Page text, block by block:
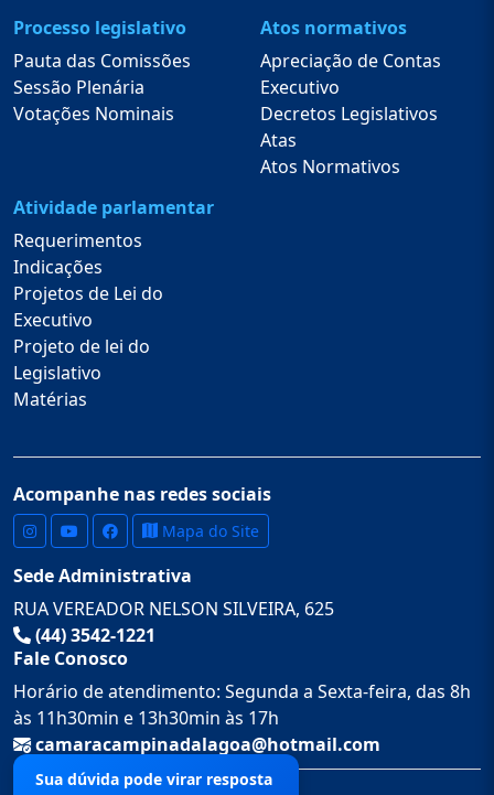
Processo legislativo
Pauta das Comissões
Sessão Plenária
Votações Nominais
Atos normativos
Apreciação de Contas
Executivo
Decretos Legislativos
Atas
Atos Normativos
Atividade parlamentar
Requerimentos
Indicações
Projetos de Lei do
Executivo
Projeto de lei do
Legislativo
Matérias
Acompanhe nas redes sociais
Mapa do Site
Sede Administrativa
RUA VEREADOR NELSON SILVEIRA, 625
(44) 3542-1221
Fale Conosco
Horário de atendimento: Segunda a Sexta-feira, das 8h
às 11h30min e 13h30min às 17h
camaracampinadalagoa@hotmail.com
Sua dúvida pode virar resposta